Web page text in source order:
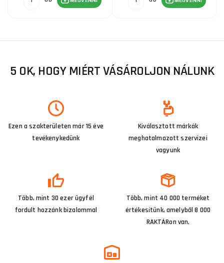
5 OK, HOGY MIÉRT VÁSÁROLJON NÁLUNK
Ezen a szakterületen már 15 éve
tevékenykedünk
Kiválasztott márkák
meghatalmazott szervizei
vagyunk
Több, mint 30 ezer ügyfél
fordult hozzánk bizalommal
Több, mint 40 000 terméket
értékesítünk, amelyből 8 000
RAKTÁRon van.